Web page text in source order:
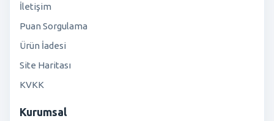
İletişim
Puan Sorgulama
Ürün İadesi
Site Haritası
KVKK
Kurumsal